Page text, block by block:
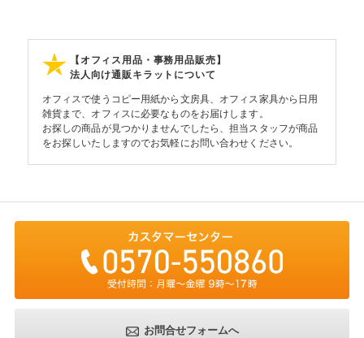
【オフィス用品・事務用品販売】
法人向け通販キラットについて
オフィスで使うコピー用紙から文房具、オフィス家具から日用
雑貨まで、オフィスに必要なものをお届けします。
お探しの商品が見つかりませんでしたら、担当スタッフが商品
をお探しいたしますのでお気軽にお問い合わせください。
お問合せフォームへ